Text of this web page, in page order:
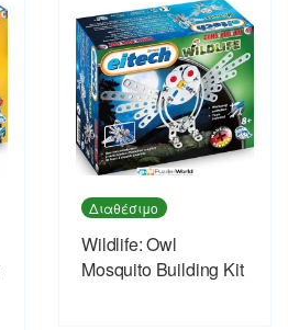
Διαθέσιμο
Wildlife: Owl
Mosquito Building Kit